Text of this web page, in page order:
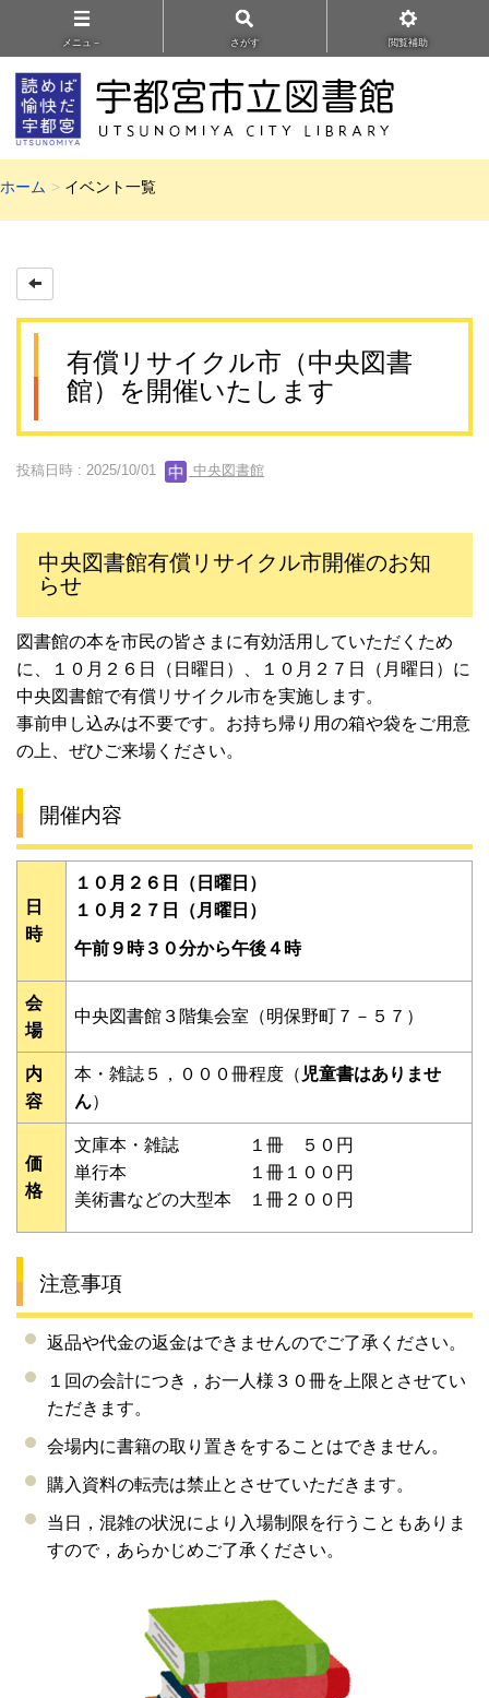
メニュ－ さがす 閲覧補助
ホーム イベント一覧
有償リサイクル市（中央図書
館）を開催いたします
投稿日時 : 2025/10/01 中央図書館
中央図書館有償リサイクル市開催のお知
らせ
図書館の本を市民の皆さまに有効活用していただくため
に、１０月２６日（日曜日）、１０月２７日（月曜日）に
中央図書館で有償リサイクル市を実施します。
事前申し込みは不要です。お持ち帰り用の箱や袋をご用意
の上、ぜひご来場ください。
開催内容
日
時
１０月２６日（日曜日）
１０月２７日（月曜日）
午前９時３０分から午後４時
会
場
中央図書館３階集会室（明保野町７－５７）
内
容
本・雑誌５，０００冊程度（ 児童書はありませ
ん）
価
格
文庫本・ 雑誌 １冊 ５０円
単行本 １冊１００円
美術書などの大型本 １冊２００円
注意事項
返品や代金の返金はできませんのでご了承ください。
１回の会計につき，お一人様３０冊を上限とさせてい
ただきます。
会場内に書籍の取り置きをすることはできません。
購入資料の転売は禁止とさせていただきます。
当日，混雑の状況により入場制限を行うこともありま
すので，あらかじめご了承ください。